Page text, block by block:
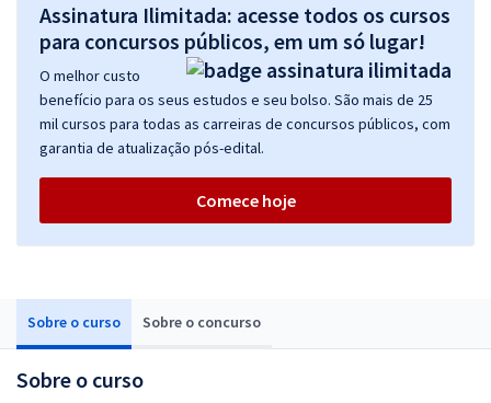
Sobre o curso Sobre o concurso
Sobre o curso
Assinatura Ilimitada: acesse todos os cursos
para concursos públicos, em um só lugar!
O melhor custo
benefício para os seus estudos e seu bolso. São mais de 25
mil cursos para todas as carreiras de concursos públicos, com
garantia de atualização pós-edital.
Comece hoje